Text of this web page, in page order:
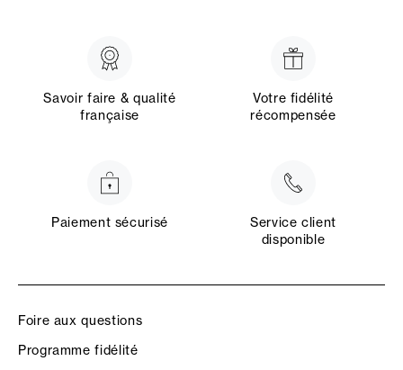
Savoir faire & qualité
française
Votre fidélité
récompensée
Paiement sécurisé
Service client
disponible
Foire aux questions
Programme fidélité